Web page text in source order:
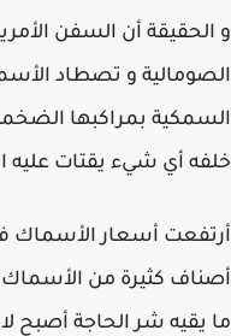
و الحقيقة أن السفن
الصومالية و تصطاد
السمكية بمراكبها
خلفه أي شيء يقتات عليه
أرتفعت أسعار الأسماك
أصناف كثيرة من الأسماك
ما يقيه شر الحاجة أصبح